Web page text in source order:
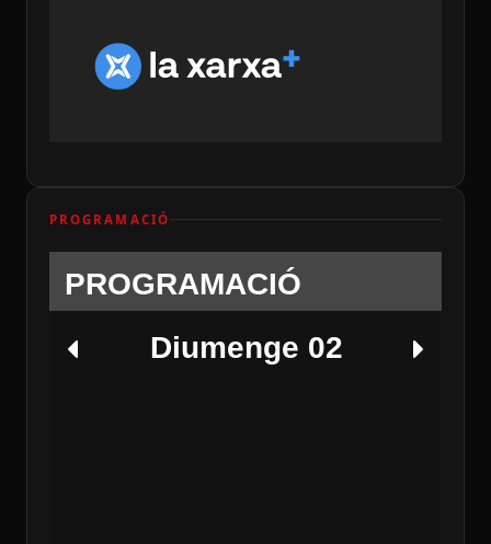
PROGRAMACIÓ
PROGRAMACIÓ
Diumenge 02